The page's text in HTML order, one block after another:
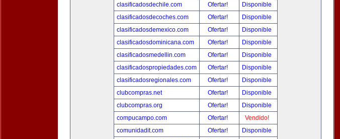
clasificadosdechile.com
Ofertar!
Disponible
clasificadosdecoches.com
Ofertar!
Disponible
clasificadosdemexico.com
Ofertar!
Disponible
clasificadosdominicana.com
Ofertar!
Disponible
clasificadosmedellin.com
Ofertar!
Disponible
clasificadospropiedades.com
Ofertar!
Disponible
clasificadosregionales.com
Ofertar!
Disponible
clubcompras.net
Ofertar!
Disponible
clubcompras.org
Ofertar!
Disponible
compucampo.com
Ofertar!
Vendido!
comunidadit.com
Ofertar!
Disponible